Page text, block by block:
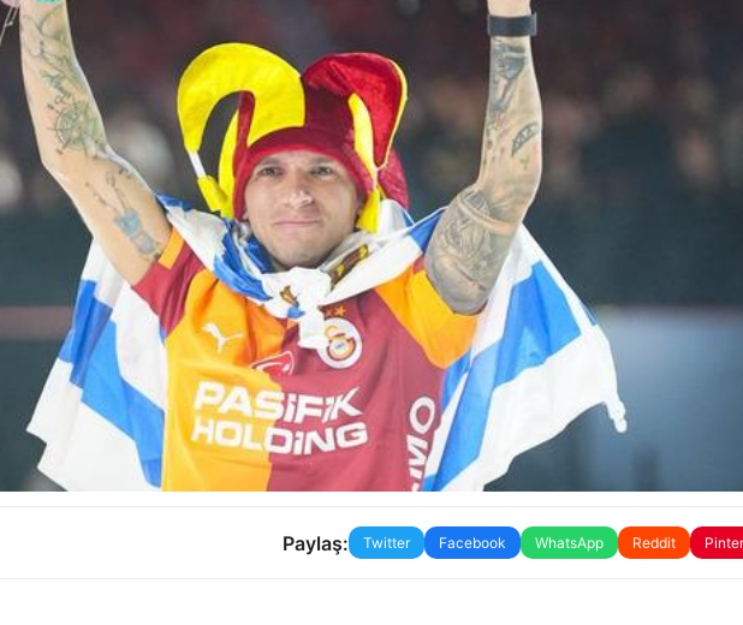
Paylaş: Twitter Facebook WhatsApp Reddit